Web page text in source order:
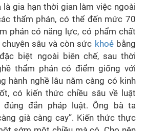
gia hạn thời gian làm việc ngoài
thẩm phán, có thể đến mức 70
phán có năng lực, có phẩm chất
sâu và còn sức khoẻbằng
biệt ngoài biên chế, sau thời
thẩm phán có điểm giống với
hành nghề lâu năm càng có kinh
có kiến thức chiều sâu về luật
đúng đắn pháp luật. Ông bà ta
già càng cay”. Kiến thức thực